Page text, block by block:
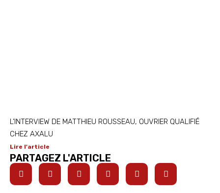
L’INTERVIEW DE MATTHIEU ROUSSEAU, OUVRIER QUALIFIÉ
CHEZ AXALU
Lire l'article
PARTAGEZ L'ARTICLE